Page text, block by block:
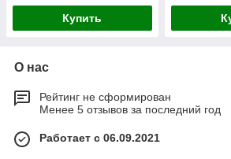
Купить
О нас
Рейтинг не сформирован
Менее 5 отзывов за последний год
Работает с 06.09.2021